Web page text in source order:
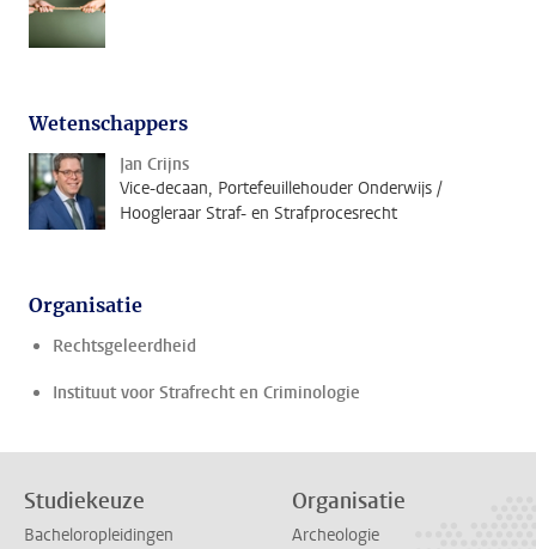
Wetenschappers
Jan Crijns
Vice-decaan, Portefeuillehouder Onderwijs /
Hoogleraar Straf- en Strafprocesrecht
Organisatie
Rechtsgeleerdheid
Instituut voor Strafrecht en Criminologie
Studiekeuze
Bacheloropleidingen
Organisatie
Archeologie